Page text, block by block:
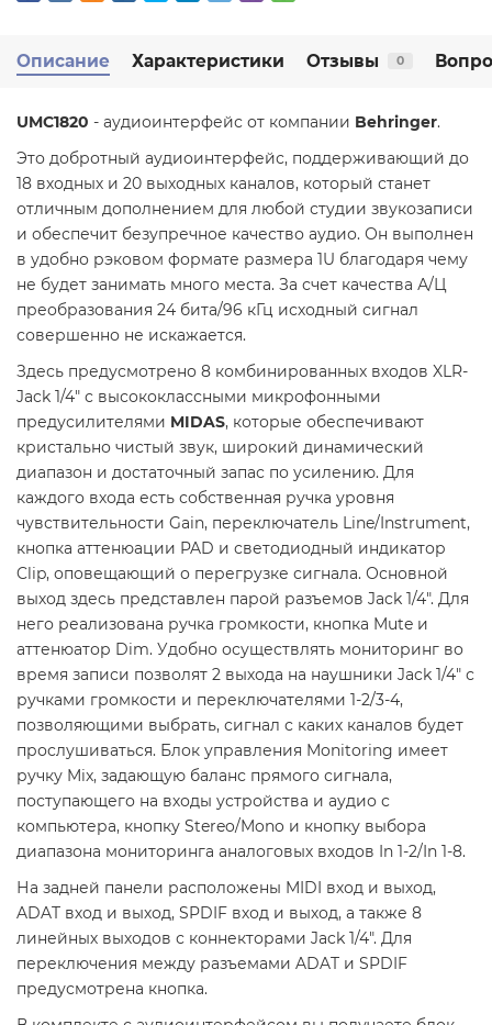
Описание Характеристики Отзывы 0
UMC1820 - аудиоинтерфейс от компании Behringer.
Это добротный аудиоинтерфейс, поддерживающий до
18 входных и 20 выходных каналов, который станет
отличным дополнением для любой студии звукозаписи
и обеспечит безупречное качество аудио. Он выполнен
в удобно рэковом формате размера 1U благодаря чему
не будет занимать много места. За счет качества А/Ц
преобразования 24 бита/96 кГц исходный сигнал
совершенно не искажается.
Здесь предусмотрено 8 комбинированных входов XLR-
Jack 1/4" с высококлассными микрофонными
предусилителями MIDAS, которые обеспечивают
кристально чистый звук, широкий динамический
диапазон и достаточный запас по усилению. Для
каждого входа есть собственная ручка уровня
чувствительности Gain, переключатель Line/Instrument,
кнопка аттенюации PAD и светодиодный индикатор
Clip, оповещающий о перегрузке сигнала. Основной
выход здесь представлен парой разъемов Jack 1/4". Для
него реализована ручка громкости, кнопка Mute и
аттенюатор Dim. Удобно осуществлять мониторинг во
время записи позволят 2 выхода на наушники Jack 1/4" с
ручками громкости и переключателями 1-2/3-4,
позволяющими выбрать, сигнал с каких каналов будет
прослушиваться. Блок управления Monitoring имеет
ручку Mix, задающую баланс прямого сигнала,
поступающего на входы устройства и аудио с
компьютера, кнопку Stereo/Mono и кнопку выбора
диапазона мониторинга аналоговых входов In 1-2/In 1-8.
На задней панели расположены MIDI вход и выход,
ADAT вход и выход, SPDIF вход и выход, а также 8
линейных выходов с коннекторами Jack 1/4". Для
переключения между разъемами ADAT и SPDIF
предусмотрена кнопка.